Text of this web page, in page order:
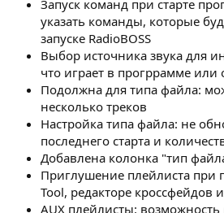
Запуск команд при старте
указать команды, которые
запуске RadioBOSS
Выбор источника звука для
что играет в прогррамме или
Подолжна для типа файла:
несколько треков
Настройка типа файла: не
последнего старта и
Добавлена колонка "тип
Приглушение плейлиста при
Tool, редакторе кроссфейдов
AUX плейлисты: